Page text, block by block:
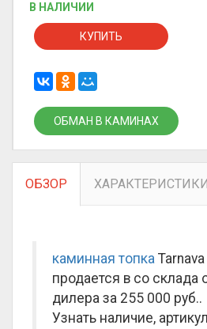
В НАЛИЧИИ
КУПИТЬ
ОБМАН В КАМИНАХ
ОБЗОР ХАРАКТЕРИСТИКИ
каминная топка
продается в со склада
дилера за 255 000 руб..
Узнать наличие,